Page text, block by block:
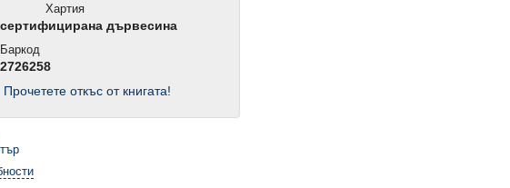
Хартия
сертифицирана дървесина
Прочетете откъс от книгата!